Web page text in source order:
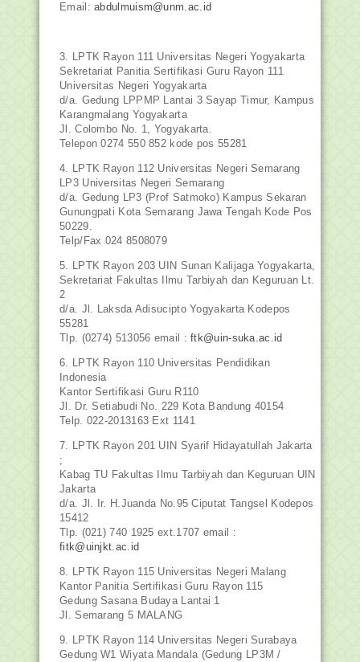
Email:abdulmuism@unm.ac.id
3. LPTK Rayon 111 Universitas Negeri Yogyakarta
Sekretariat Panitia Sertifikasi Guru Rayon 111
Universitas Negeri Yogyakarta
d/a. Gedung LPPMP Lantai 3 Sayap Timur, Kampus
Karangmalang Yogyakarta
Jl. Colombo No. 1, Yogyakarta.
Telepon 0274 550 852 kode pos 55281
4. LPTK Rayon 112 Universitas Negeri Semarang
LP3 Universitas Negeri Semarang
d/a. Gedung LP3 (Prof Satmoko) Kampus Sekaran
Gunungpati Kota Semarang Jawa Tengah Kode Pos
50229.
Telp/Fax 024 8508079
5. LPTK Rayon 203 UIN Sunan Kalijaga Yogyakarta,
Sekretariat Fakultas Ilmu Tarbiyah dan Keguruan Lt.
2
d/a. Jl. Laksda Adisucipto Yogyakarta Kodepos
55281
Tlp. (0274) 513056 email :ftk@uin-suka.ac.id
6. LPTK Rayon 110 Universitas Pendidikan
Indonesia
Kantor Sertifikasi Guru R110
Jl. Dr. Setiabudi No. 229 Kota Bandung 40154
Telp. 022-2013163 Ext 1141
7. LPTK Rayon 201 UIN Syarif Hidayatullah Jakarta
;
Kabag TU Fakultas Ilmu Tarbiyah dan Keguruan UIN
Jakarta
d/a. Jl. Ir. H.Juanda No.95 Ciputat Tangsel Kodepos
15412
Tlp. (021) 740 1925 ext.1707 email :
fitk@uinjkt.ac.id
8. LPTK Rayon 115 Universitas Negeri Malang
Kantor Panitia Sertifikasi Guru Rayon 115
Gedung Sasana Budaya Lantai 1
Jl. Semarang 5 MALANG
9. LPTK Rayon 114 Universitas Negeri Surabaya
Gedung W1 Wiyata Mandala (Gedung LP3M /